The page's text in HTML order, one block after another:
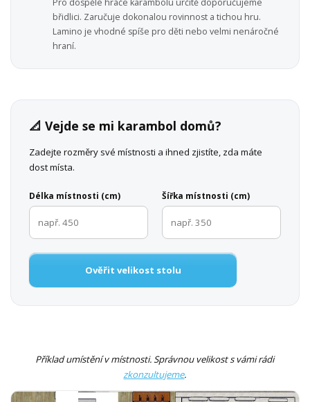
břidlici. Zaručuje dokonalou rovinnost a tichou hru.
Lamino je vhodné spíše pro děti nebo velmi nenáročné
hraní.
📐 Vejde se mi karambol domů?
Zadejte rozměry své místnosti a ihned zjistíte, zda máte
dost místa.
Délka místnosti (cm) Šířka místnosti (cm)
Ověřit velikost stolu
Příklad umístění v místnosti. Správnou velikost s vámi rádi
zkonzultujeme.